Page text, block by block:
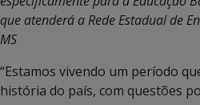
que atenderá a Rede Estadual de
MS
“Estamos vivendo um período
história do país, com questões